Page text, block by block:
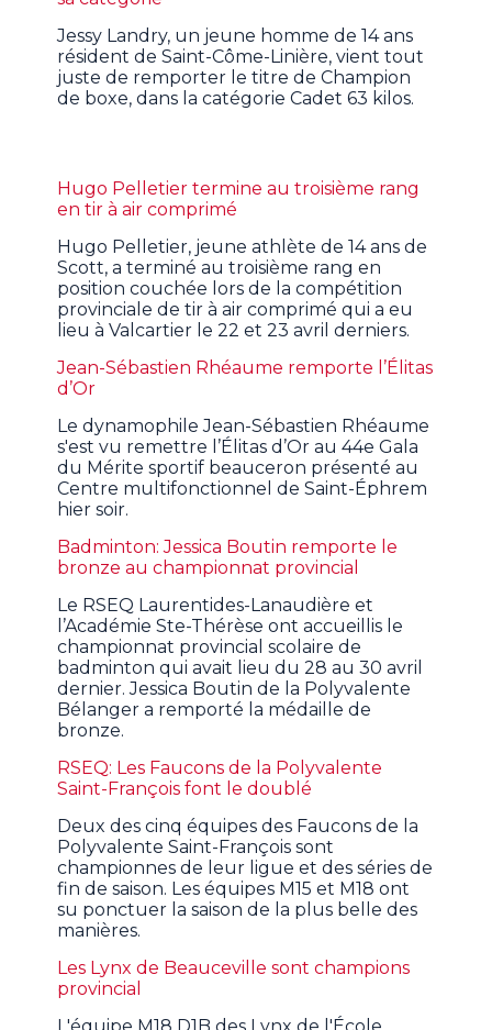
Jessy Landry, un jeune homme de 14 ans
résident de Saint-Côme-Linière, vient tout
juste de remporter le titre de Champion
de boxe, dans la catégorie Cadet 63 kilos.
Hugo Pelletier termine au troisième rang
en tir à air comprimé
Hugo Pelletier, jeune athlète de 14 ans de
Scott, a terminé au troisième rang en
position couchée lors de la compétition
provinciale de tir à air comprimé qui a eu
lieu à Valcartier le 22 et 23 avril derniers.
Jean-Sébastien Rhéaume remporte l’Élitas
d’Or
Le dynamophile Jean-Sébastien Rhéaume
s'est vu remettre l’Élitas d’Or au 44e Gala
du Mérite sportif beauceron présenté au
Centre multifonctionnel de Saint-Éphrem
hier soir.
Badminton: Jessica Boutin remporte le
bronze au championnat provincial
Le RSEQ Laurentides-Lanaudière et
l’Académie Ste-Thérèse ont accueillis le
championnat provincial scolaire de
badminton qui avait lieu du 28 au 30 avril
dernier. Jessica Boutin de la Polyvalente
Bélanger a remporté la médaille de
bronze.
RSEQ: Les Faucons de la Polyvalente
Saint-François font le doublé
Deux des cinq équipes des Faucons de la
Polyvalente Saint-François sont
championnes de leur ligue et des séries de
fin de saison. Les équipes M15 et M18 ont
su ponctuer la saison de la plus belle des
manières.
Les Lynx de Beauceville sont champions
provincial